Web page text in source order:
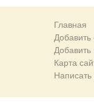
Главная
Добавить
Карта